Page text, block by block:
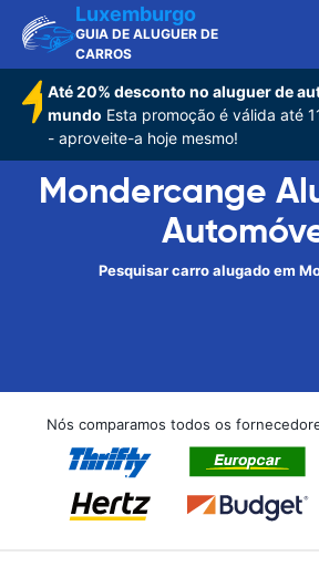
Luxemburgo
GUIA DE ALUGUER DE
CARROS
Até 20% desconto no aluguer de
mundo Esta promoção é válida até
- aproveite-a hoje mesmo!
Mondercange
Pesquisar carro alugado em
Nós comparamos todos os